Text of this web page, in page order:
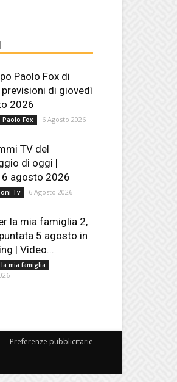
Paolo Fox di
di giovedì
2026
Paolo Fox 6 Agosto 2026
TV del
di oggi |
6 agosto 2026
Tv 6 Agosto 2026
la mia famiglia 2,
5 agosto in
| Video...
mia famiglia
Preferenze pubblicitarie